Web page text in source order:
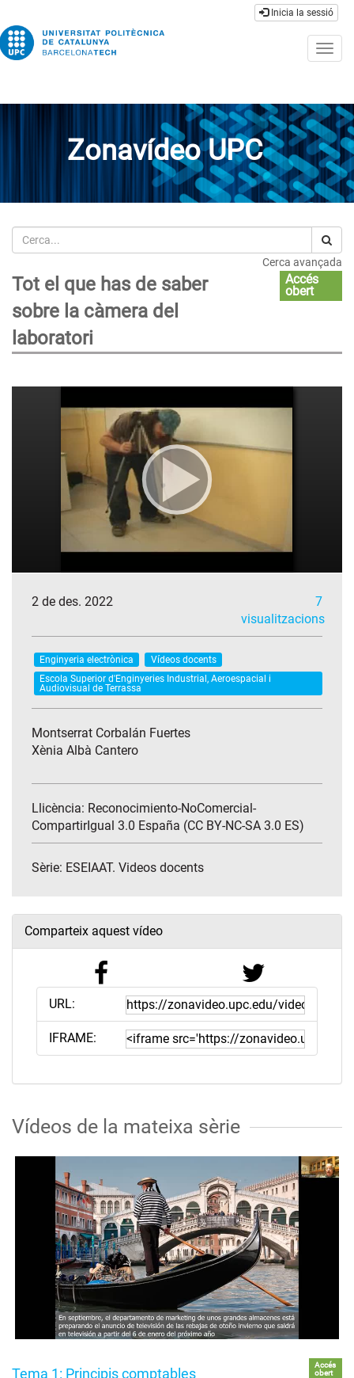
Inicia la sessió
Zonavídeo UPC
Cerca
Cerca avançada
Tot el que has de saber
sobre la càmera del
laboratori
Accés
obert
2 de des. 2022
7
visualitzacions
Enginyeria electrònica
Vídeos docents
Escola Superior d'Enginyeries Industrial, Aeroespacial i
Audiovisual de Terrassa
Montserrat Corbalán Fuertes
Xènia Albà Cantero
Llicència: Reconocimiento-NoComercial-
CompartirIgual 3.0 España (CC BY-NC-SA 3.0 ES)
Sèrie: ESEIAAT. Videos docents
Comparteix aquest vídeo
URL:
IFRAME:
Vídeos de la mateixa sèrie
Tema 1: Principis comptables
Accés
obert